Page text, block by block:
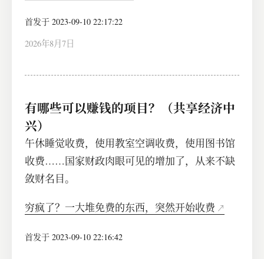
首发于 2023-09-10 22:17:22
2026年8月7日
有哪些可以赚钱的项目？（共享经济中
兴）
​午休睡觉收费，使用教室空调收费，使用图书馆
收费……国家财政肉眼可见的增加了，从来不缺
敛财名目。
穷疯了？一大堆免费的东西，突然开始收费
首发于 2023-09-10 22:16:42